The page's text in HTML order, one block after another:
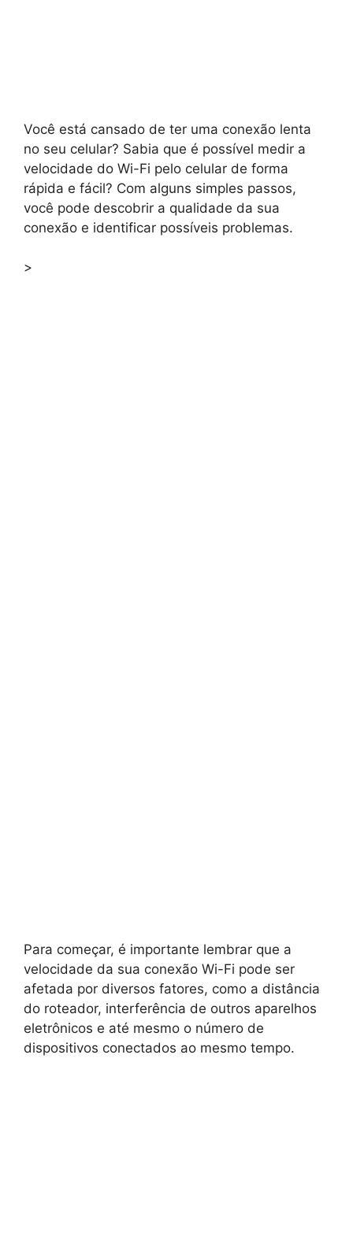
Você está cansado de ter uma conexão lenta
no seu celular? Sabia que é possível medir a
velocidade do Wi-Fi pelo celular de forma
rápida e fácil? Com alguns simples passos,
você pode descobrir a qualidade da sua
conexão e identificar possíveis problemas.
>
Para começar, é importante lembrar que a
velocidade da sua conexão Wi-Fi pode ser
afetada por diversos fatores, como a distância
do roteador, interferência de outros aparelhos
eletrônicos e até mesmo o número de
dispositivos conectados ao mesmo tempo.